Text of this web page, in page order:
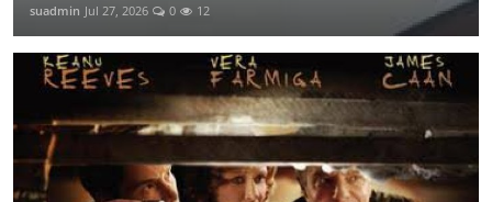
suadmin Jul 27, 2026 0 12